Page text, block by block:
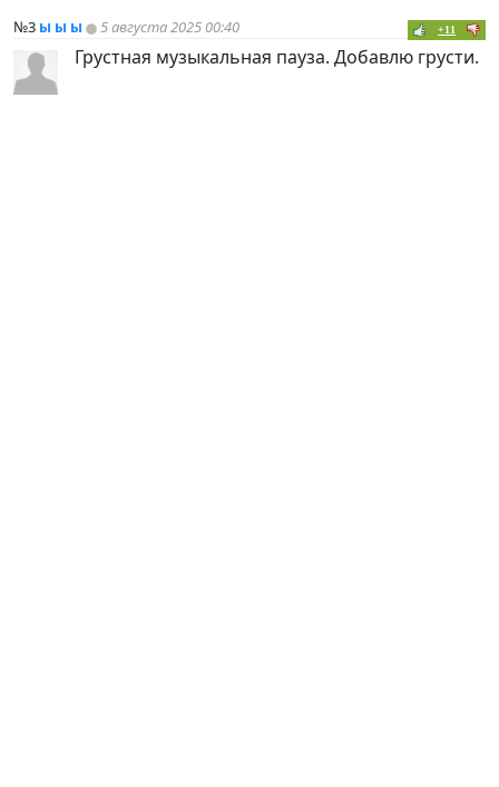
№3 ы ы ы 5 августа 2025 00:40 +11
Грустная музыкальная пауза. Добавлю грусти.